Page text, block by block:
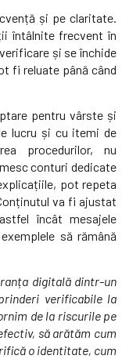
și pe claritate.
întâlnite frecvent în
și se închide
fi reluate până când
pentru vârste și
lucru și cu itemi de
procedurilor, nu
conturi dedicate
pot repeta
va fi ajustat
încât mesajele
să rămână
digitală dintr-un
verificabile la
de la riscurile pe
să arătăm cum
o identitate, cum